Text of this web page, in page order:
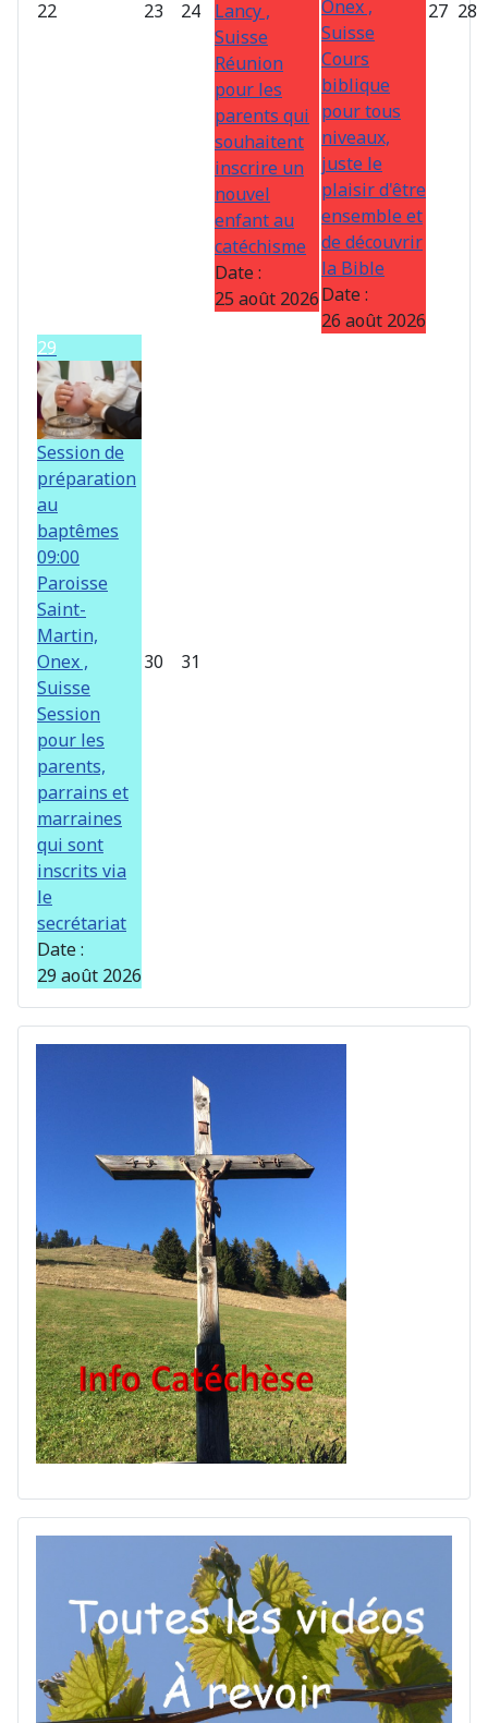
22 23 24
Lancy ,
Suisse
Réunion
pour les
parents qui
souhaitent
inscrire un
nouvel
enfant au
catéchisme
Date :
25 août 2026
Onex ,
Suisse
Cours
biblique
pour tous
niveaux,
juste le
plaisir d'être
ensemble et
de découvrir
la Bible
Date :
26 août 2026
27 28
29
Session de
préparation
au
baptêmes
09:00
Paroisse
Saint-
Martin,
Onex ,
Suisse
Session
pour les
parents,
parrains et
marraines
qui sont
inscrits via
le
secrétariat
Date :
29 août 2026
30 31